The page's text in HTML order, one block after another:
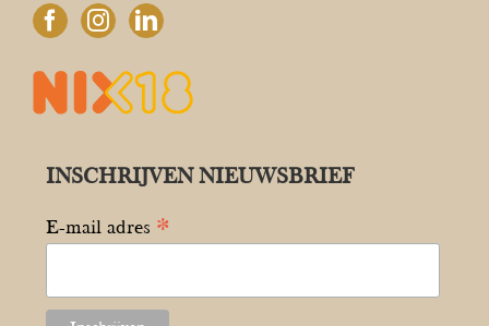
INSCHRIJVEN NIEUWSBRIEF
E-mail adres *